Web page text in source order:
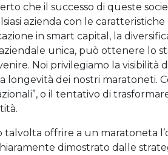
che il successo di queste
azienda con le
in smart capital, la
unica, può ottenere lo
Noi privilegiamo la visibilità
dei nostri maratoneti.
o il tentativo di
talvolta offrire a un maratoneta
dimostrato dalle